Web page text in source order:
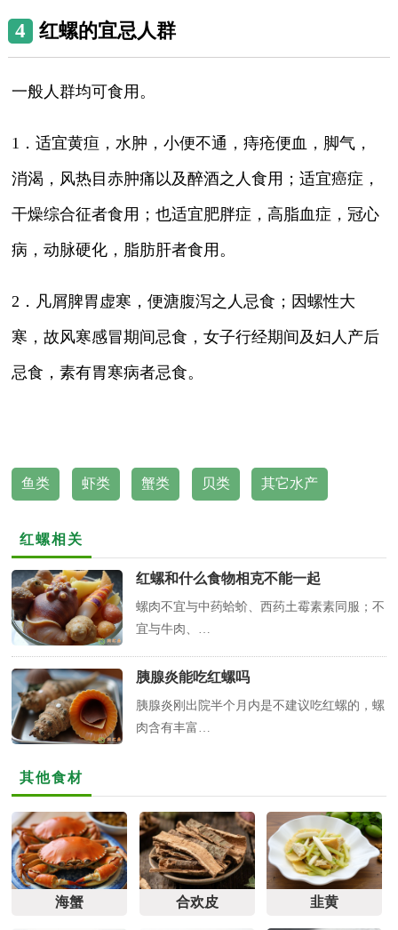
4 红螺的宜忌人群
一般人群均可食用。
1．适宜黄疸，水肿，小便不通，痔疮便血，脚气，
消渴，风热目赤肿痛以及醉酒之人食用；适宜癌症，
干燥综合征者食用；也适宜肥胖症，高脂血症，冠心
病，动脉硬化，脂肪肝者食用。
2．凡屑脾胃虚寒，便溏腹泻之人忌食；因螺性大
寒，故风寒感冒期间忌食，女子行经期间及妇人产后
忌食，素有胃寒病者忌食。
鱼类 虾类 蟹类 贝类 其它水产
红螺相关
红螺和什么食物相克不能一起
螺肉不宜与中药蛤蚧、西药土霉素素同服；不
宜与牛肉、…
胰腺炎能吃红螺吗
胰腺炎刚出院半个月内是不建议吃红螺的，螺
肉含有丰富…
其他食材
海蟹 合欢皮 韭黄